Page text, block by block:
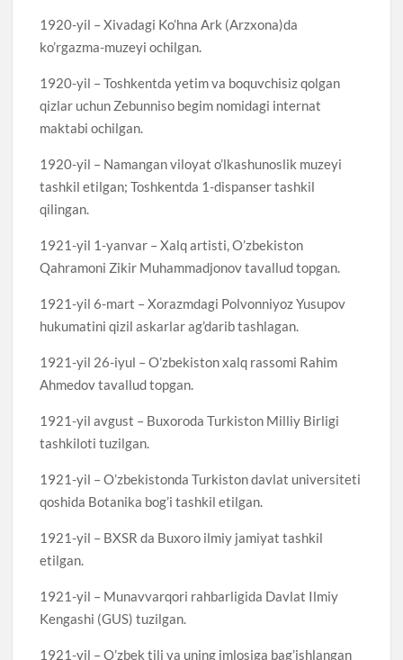
1920-yil – Xivadagi Ko’hna Ark (Arzxona)da
ko’rgazma-muzeyi ochilgan.
1920-yil – Toshkentda yetim va boquvchisiz qolgan
qizlar uchun Zebunniso begim nomidagi internat
maktabi ochilgan.
1920-yil – Namangan viloyat o’lkashunoslik muzeyi
tashkil etilgan; Toshkentda 1-dispanser tashkil
qilingan.
1921-yil 1-yanvar – Xalq artisti, O’zbekiston
Qahramoni Zikir Muhammadjonov tavallud topgan.
1921-yil 6-mart – Xorazmdagi Polvonniyoz Yusupov
hukumatini qizil askarlar ag’darib tashlagan.
1921-yil 26-iyul – O’zbekiston xalq rassomi Rahim
Ahmedov tavallud topgan.
1921-yil avgust – Buxoroda Turkiston Milliy Birligi
tashkiloti tuzilgan.
1921-yil – O’zbekistonda Turkiston davlat universiteti
qoshida Botanika bog’i tashkil etilgan.
1921-yil – BXSR da Buxoro ilmiy jamiyat tashkil
etilgan.
1921-yil – Munavvarqori rahbarligida Davlat Ilmiy
Kengashi (GUS) tuzilgan.
1921-yil – O’zbek tili va uning imlosiga bag’ishlangan